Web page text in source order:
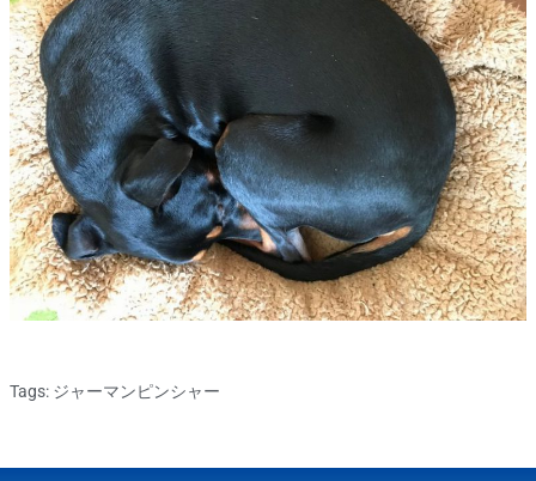
Tags: ジャーマンピンシャー